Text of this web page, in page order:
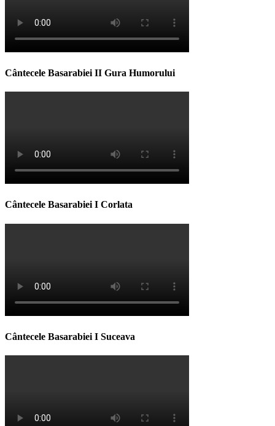
Cântecele Basarabiei II Gura Humorului
Cântecele Basarabiei I Corlata
Cântecele Basarabiei I Suceava